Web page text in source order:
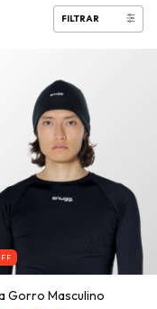
FILTRAR
Gorro Masculino